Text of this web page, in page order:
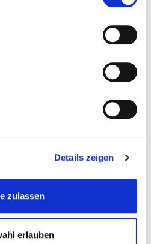
Details zeigen
zulassen
erlauben
CORIANDOLINA STICK
SALTED CARAMEL